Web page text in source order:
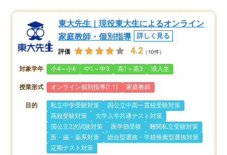
東大先生｜現役東大生によるオンライン
家庭教師・個別指導
詳しく見る
評価 4.2 （10件）
対象学年 小4～小6 中1～中3 高1～高3 浪人生
授業形式 オンライン個別指導(1:1) 家庭教師
目的 私立中学受験対策
国公立中高一貫校受験対策
高校受験対策
大学入学共通テスト対策
国公立2次試験対策
医学部受験
難関私立受験対策
医・歯・薬系対策
総合型選抜・学校推薦型選抜対策
定期テスト対策